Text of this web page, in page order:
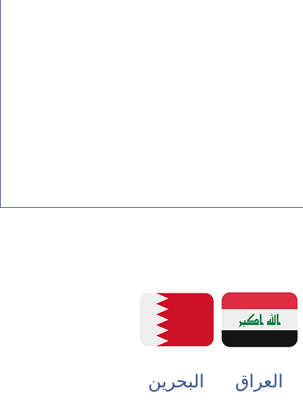
البحرين العراق